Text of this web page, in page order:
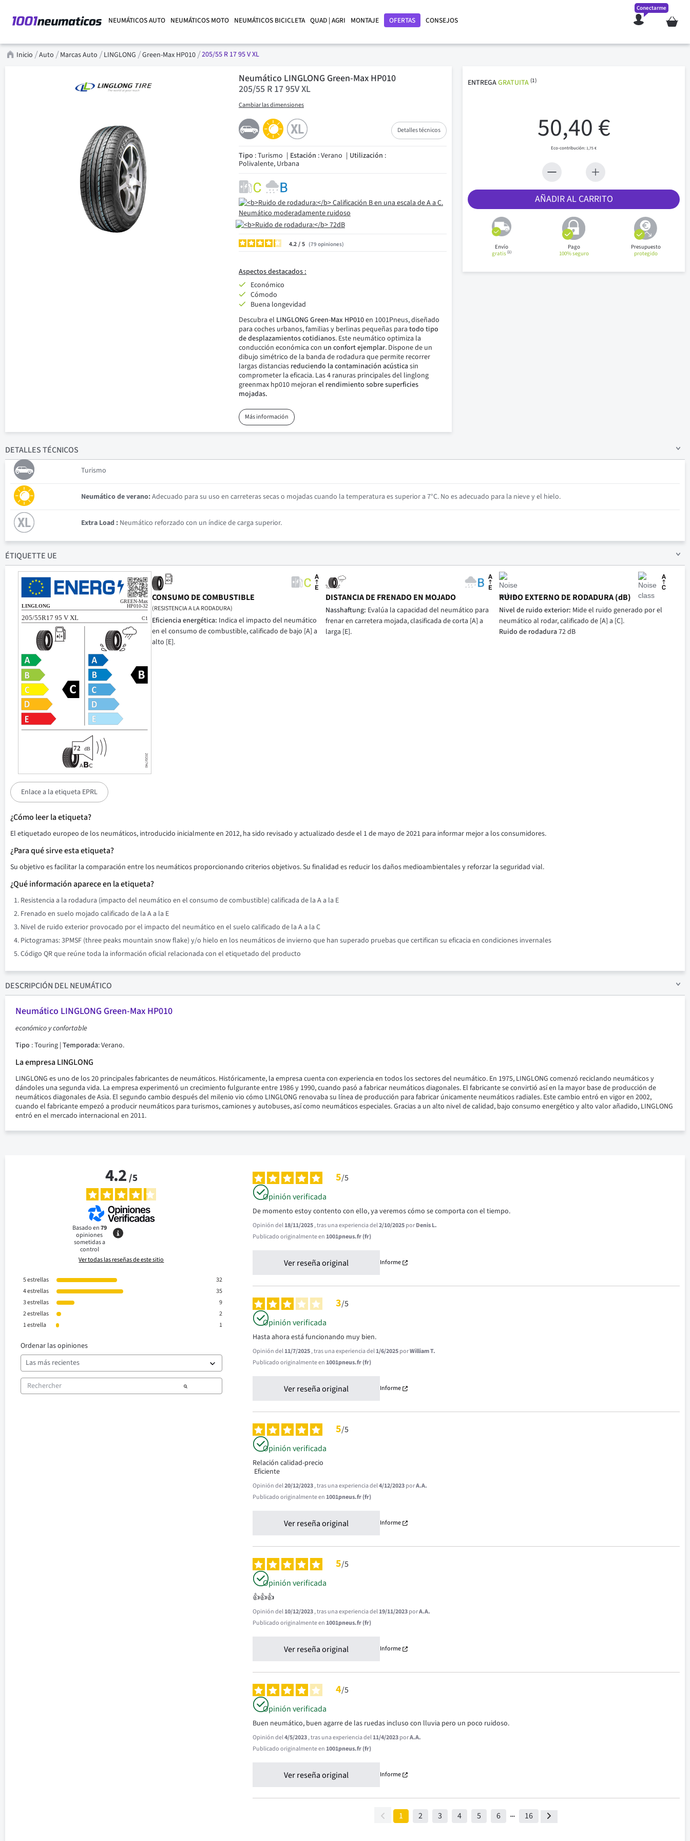
NEUMÁTICOS AUTO NEUMÁTICOS MOTO NEUMÁTICOS BICICLETA QUAD | AGRI MONTAJE OFERTAS CONSEJOS Mi cesta
Conectarme
Inicio Auto Marcas Auto LINGLONG Green-Max HP010 205/55 R 17 95 V XL
Neumático LINGLONG Green-Max HP010
205/55 R 17 95V XL
Cambiar las dimensiones
Detalles técnicos
Tipo : Turismo Estación : Verano Utilización :
Polivalente, Urbana
4.2/ 79 opiniones
Aspectos destacados :
Económico
Cómodo
Buena longevidad
Descubra el LINGLONG Green-Max HP010en 1001Pneus, diseñado
para coches urbanos, familias y berlinas pequeñas para todo tipo
de desplazamientos cotidianos. Este neumático optimiza la
conducción económica con un confort ejemplar. Dispone de un
dibujo simétrico de la banda de rodadura que permite recorrer
largas distancias reduciendo la contaminación acústicasin
comprometer la eficacia. Las 4 ranuras principales del linglong
greenmax hp010 mejoran el rendimiento sobre superficies
mojadas.
Más información
ENTREGAGRATUITA (1)
50,40 €
1,75 €
AÑADIR AL CARRITO
Envío
gratis(1)
Pago
100% seguro
Presupuesto
protegido
DETALLESTÉCNICOS
Turismo
Neumático de verano:Adecuado para su uso en carreteras secas o mojadas cuando la temperatura es superior a 7°C. No es adecuado para la nieve y el hielo.
Extra Load : Neumático reforzado con un índice de carga superior.
ÉTIQUETTE UE
CONSUMO DE COMBUSTIBLE
(RESISTENCIA A LA RODADURA)
Eficiencia energética: Indica el impacto del neumático
en el consumo de combustible, calificado de bajo [A] a
alto [E].
DISTANCIA DE FRENADO EN MOJADO
Nasshaftung: Evalúa la capacidad del neumático para
frenar en carretera mojada, clasificada de corta [A] a
larga [E].
RUIDO EXTERNO DE RODADURA (dB)
Nivel de ruido exterior: Mide el ruido generado por el
neumático al rodar, calificado de [A] a [C].
Ruido de rodadura72 dB
Enlace a la etiqueta EPRL
¿Cómo leer la etiqueta?
El etiquetado europeo de los neumáticos, introducido inicialmente en 2012, ha sido revisado y actualizado desde el 1 de mayo de 2021 para informar mejor a los consumidores.
¿Para qué sirve esta etiqueta?
Su objetivo es facilitar la comparación entre los neumáticos proporcionando criterios objetivos. Su finalidad es reducir los daños medioambientales y reforzar la seguridad vial.
¿Qué información aparece en la etiqueta?
Resistencia a la rodadura (impacto del neumático en el consumo de combustible) calificada de la A a la E
Frenado en suelo mojado calificado de la A a la E
Nivel de ruido exterior provocado por el impacto del neumático en el suelo calificado de la A a la C
Pictogramas: 3PMSF (three peaks mountain snow flake) y/o hielo en los neumáticos de invierno que han superado pruebas que certifican su eficacia en condiciones invernales
Código QR que reúne toda la información oficial relacionada con el etiquetado del producto
DESCRIPCIÓN DEL NEUMÁTICO
Neumático LINGLONG Green-Max HP010
económico y confortable
Tipo : Touring | Temporada: Verano.
La empresa LINGLONG
LINGLONG es uno de los 20 principales fabricantes de neumáticos. Históricamente, la empresa cuenta con experiencia en todos los sectores del neumático. En 1975, LINGLONG comenzó reciclando neumáticos y
dándoles una segunda vida. La empresa experimentó un crecimiento fulgurante entre 1986 y 1990, cuando pasó a fabricar neumáticos diagonales. El fabricante se convirtió así en la mayor base de producción de
neumáticos diagonales de Asia. El segundo cambio después del milenio vio cómo LINGLONG renovaba su línea de producción para fabricar únicamente neumáticos radiales. Este cambio entró en vigor en 2002,
cuando el fabricante empezó a producir neumáticos para turismos, camiones y autobuses, así como neumáticos especiales. Gracias a un alto nivel de calidad, bajo consumo energético y alto valor añadido, LINGLONG
entró en el mercado internacional en 2011.
4.2/5
Basado en79
opiniones
sometidas a
control
Ver todas las reseñas de este sitio
5estrellas
32
4estrellas
35
3estrellas
9
2estrellas
2
1estrella 1
Ordenar las opiniones
5/5
Opinión verificada
De momento estoy contento con ello, ya veremos cómo se comporta con el tiempo.
Opinión del18/11/2025, tras una experiencia del2/10/2025porDenis L.
Publicado originalmente en1001pneus.fr (fr)
Ver reseña original Informe
3/5
Opinión verificada
Hasta ahora está funcionando muy bien.
Opinión del11/7/2025, tras una experiencia del1/6/2025porWilliam T.
Publicado originalmente en1001pneus.fr (fr)
Ver reseña original Informe
5/5
Opinión verificada
Relación calidad-precio
Eficiente
Opinión del20/12/2023, tras una experiencia del4/12/2023porA.A.
Publicado originalmente en1001pneus.fr (fr)
Ver reseña original Informe
5/5
Opinión verificada
👍👍👍
Opinión del10/12/2023, tras una experiencia del19/11/2023porA.A.
Publicado originalmente en1001pneus.fr (fr)
Ver reseña original Informe
4/5
Opinión verificada
Buen neumático, buen agarre de las ruedas incluso con lluvia pero un poco ruidoso.
Opinión del4/5/2023, tras una experiencia del11/4/2023porA.A.
Publicado originalmente en1001pneus.fr (fr)
Ver reseña original Informe
1 2 3 4 5 6 16